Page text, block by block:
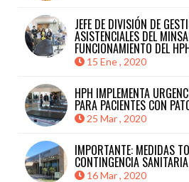
JEFE DE DIVISIÓN DE
ASISTENCIALES DEL
FUNCIONAMIENTO DEL
15 Ene , 2020
HPH IMPLEMENTA
PARA PACIENTES CON
25 Mar , 2020
IMPORTANTE: MEDIDAS
CONTINGENCIA SANITARIA
16 Mar , 2020